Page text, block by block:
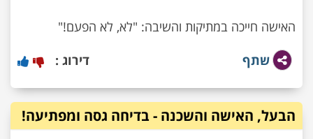
האישה חייכה במתיקות והשיבה: "לא, לא הפעם!"
שתף
דירוג :
הבעל, האישה והשכנה - בדיחה גסה ומפתיעה!